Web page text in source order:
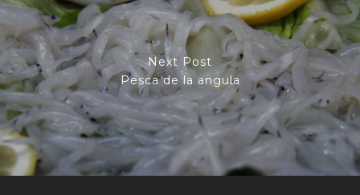
Next Post
Pesca de la angula